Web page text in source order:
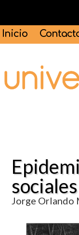
Inicio
sociales
Jorge Orlando